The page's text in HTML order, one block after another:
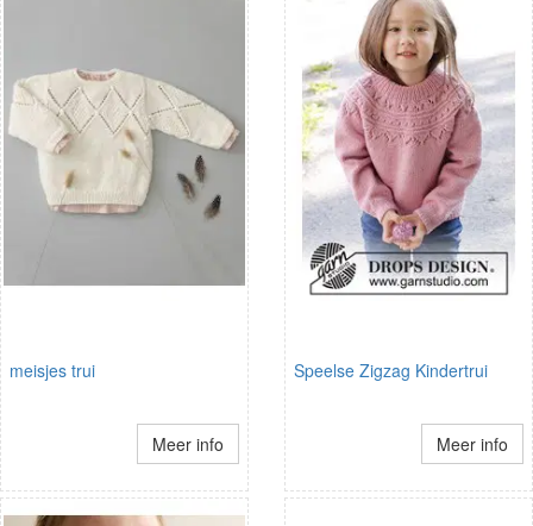
meisjes trui
Meer info
Speelse Zigzag Kindertrui
Meer info